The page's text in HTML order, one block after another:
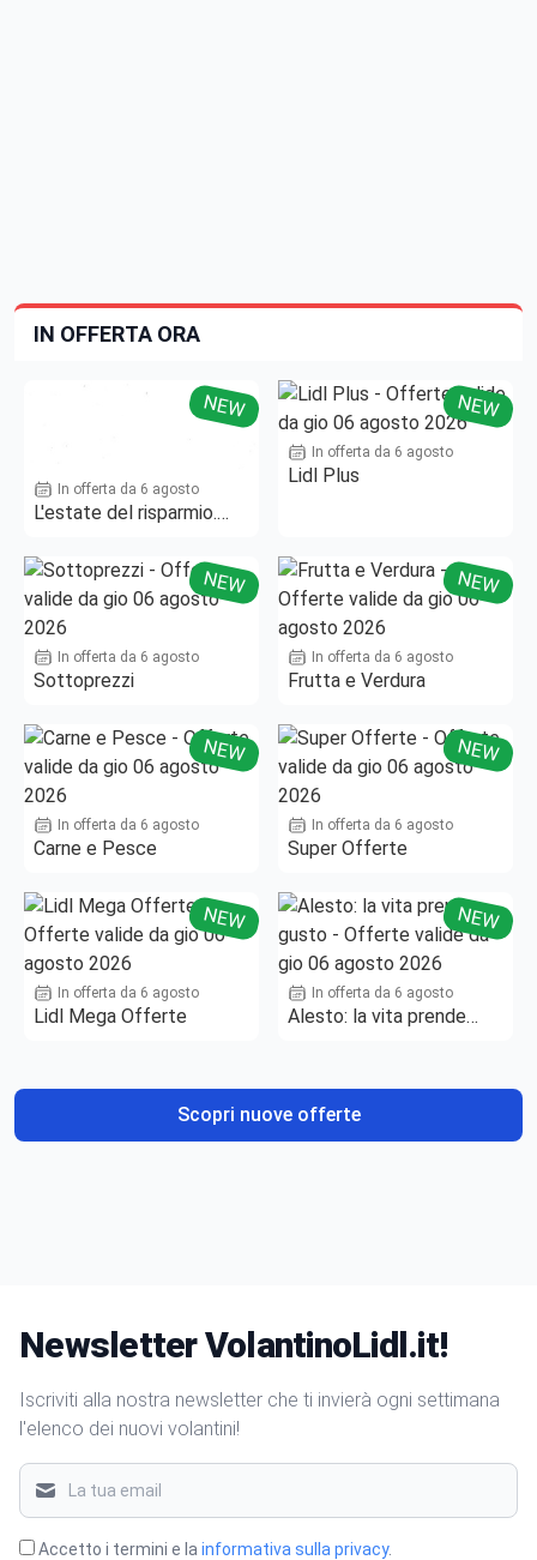
IN OFFERTA ORA
NEW
In offerta da 6 agosto
L'estate del risparmio.
NEW
In offerta da 6 agosto
Lidl Plus
NEW
In offerta da 6 agosto
Sottoprezzi
NEW
In offerta da 6 agosto
Frutta e Verdura
NEW
In offerta da 6 agosto
Carne e Pesce
NEW
In offerta da 6 agosto
Super Offerte
NEW
In offerta da 6 agosto
Lidl Mega Offerte
NEW
In offerta da 6 agosto
Alesto: la vita prende
Scopri nuove offerte
Newsletter VolantinoLidl.it!
Iscriviti alla nostra newsletter che ti invierà ogni settimana
l'elenco dei nuovi volantini!
Accetto i termini e la informativa sulla privacy.